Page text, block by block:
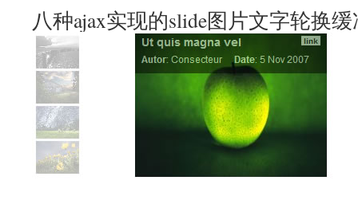
八种ajax实现的slide图片文字轮换